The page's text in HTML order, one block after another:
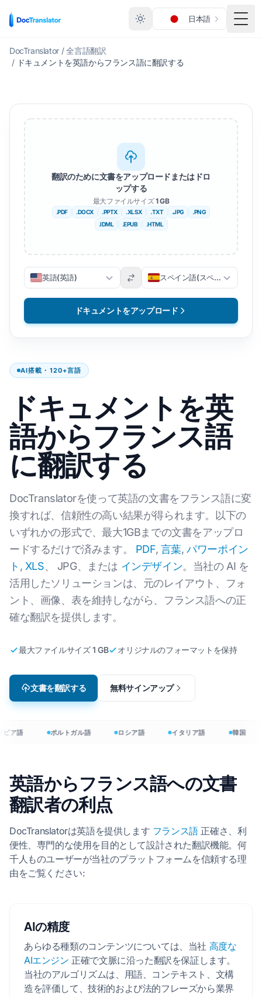
日本語
メニ
DocTranslator / 全言語翻訳
/ ドキュメントを英語からフランス語に翻訳する
AI搭載・120+言語
ドキュメントを英
語からフランス語
に翻訳する
DocTranslatorを使って英語の文書をフランス語に変
換すれば、信頼性の高い結果が得られます。以下の
いずれかの形式で、最大1GBまでの文書をアップロ
ードするだけで済みます。 PDF, 言葉,パワーポイン
ト , XLS、 JPG、または インデザイン。当社の AI を
活用したソリューションは、元のレイアウト、フォ
ント、画像、表を維持しながら、フランス語への正
確な翻訳を提供します。
最大ファイルサイズ 1 GB オリジナルのフォーマットを保持
文書を翻訳する 無料サインアップ
翻訳のために文書をアップロードまたはドロ
ップする
最大ファイルサイズ1 GB
.PDF .DOCX .PPTX .XLSX .TXT .JPG
.PNG
.IDML
.EPUB .HTML
英語(英語) スペイン語(スペイン語)
ドキュメントをアップロード
ア語 ポルトガル語 ロシア語 イタリア語 韓国
英語からフランス語への文書
翻訳者の利点
DocTranslatorは英語を提供します フランス語正確さ、利
便性、専門的な使用を目的として設計された翻訳機能。何
千人ものユーザーが当社のプラットフォームを信頼する理
由をご覧ください:
AIの精度
あらゆる種類のコンテンツについては、当社 高度な
AIエンジン 正確で文脈に沿った翻訳を保証します。
当社のアルゴリズムは、用語、コンテキスト、文構
造を評価して、技術的および法的フレーズから業界